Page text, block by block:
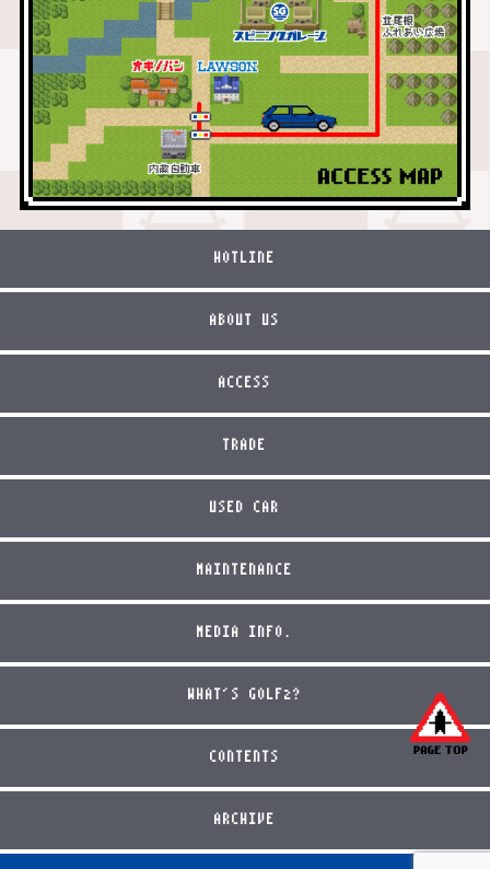
HOTLINE
ABOUT US
ACCESS
TRADE
USED CAR
MAINTENANCE
MEDIA INFO.
WHAT'S GOLF2?
CONTENTS
ARCHIVE